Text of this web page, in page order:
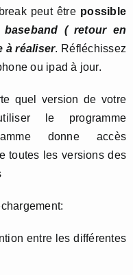
peut êtrepossible
( retour en
à réaliser. Réfléchissez
ou ipad à jour.
quel version de votre
le programme
donne accès
toutes les versions des
entre les différentes